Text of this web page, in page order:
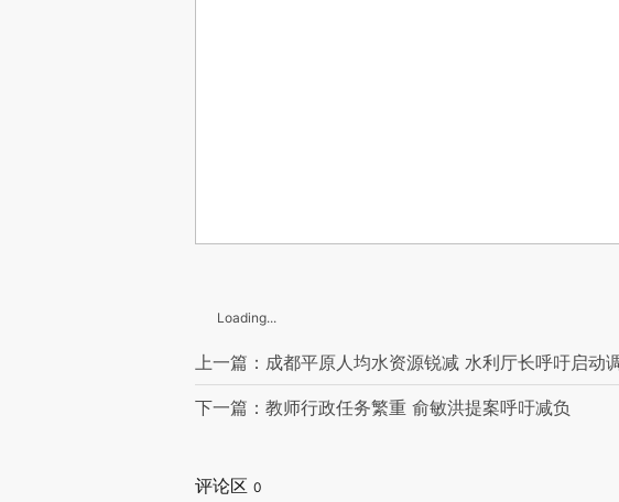
Loading...
上一篇：成都平原人均水资源锐减 水利厅长呼吁启动
下一篇：教师行政任务繁重 俞敏洪提案呼吁减负
评论区 0